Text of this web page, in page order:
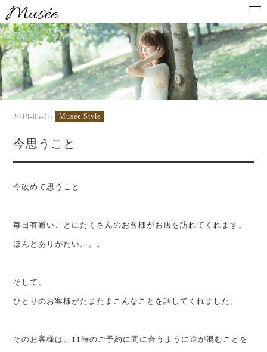
2019-05-16 Musée Style
今思うこと
今改めて思うこと
毎日有難いことにたくさんのお客様がお店を訪れてくれます。
ほんとありがたい。。。
そして、
ひとりのお客様がたまたまこんなことを話してくれました。
そのお客様は、11時のご予約に間に合うように道が混むことを